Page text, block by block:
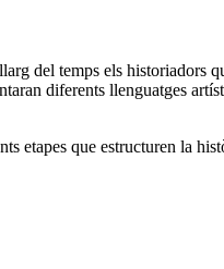
del temps els historiadors
diferents llenguatges
etapes que estructuren la